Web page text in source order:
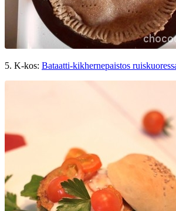
5. K-kos: Bataatti-kikhernepaistos